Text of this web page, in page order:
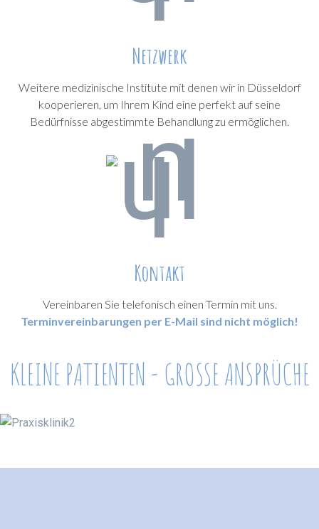
Netzwerk
Weitere medizinische Institute mit denen wir in Düsseldorf
kooperieren, um Ihrem Kind eine perfekt auf seine
Bedürfnisse abgestimmte Behandlung zu ermöglichen.
Kontakt
Vereinbaren Sie telefonisch einen Termin mit uns.
Terminvereinbarungen per E-Mail sind nicht möglich!
KLEINE PATIENTEN - GROSSE ANSPRÜCHE